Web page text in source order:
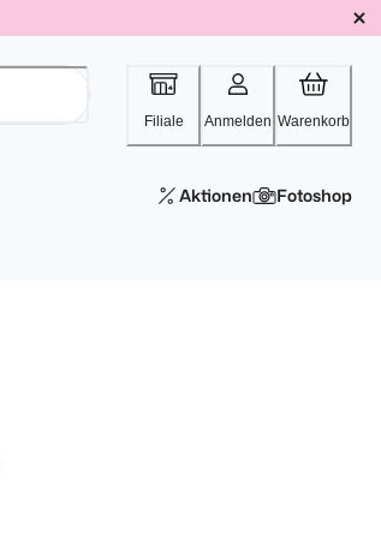
Filiale Anmelden Warenkorb
Aktionen Fotoshop